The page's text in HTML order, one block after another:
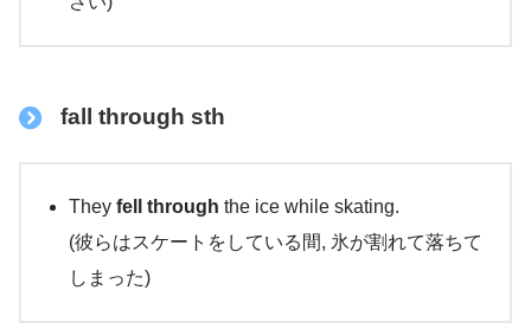
fall through sth
They fell through the ice while skating.
(彼らはスケートをしている間, 氷が割れて落ちて
しまった)